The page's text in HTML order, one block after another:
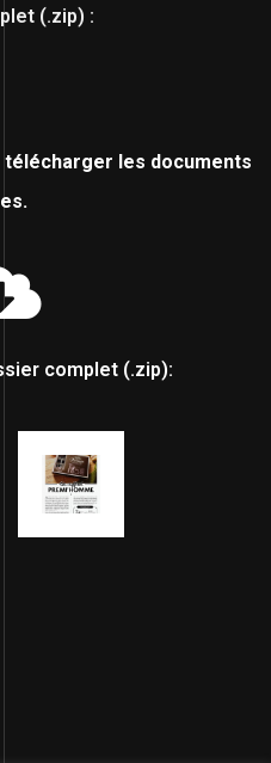
(.zip) :
les documents
complet (.zip):